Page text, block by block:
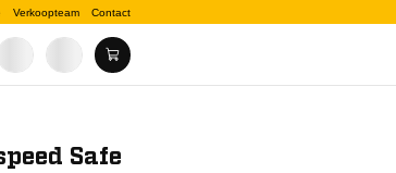
Verkoopteam Contact
Safe